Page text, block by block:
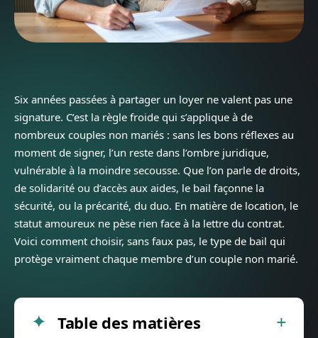
Six années passées à partager un loyer ne valent pas une
signature. C’est la règle froide qui s’applique à de
nombreux couples non mariés : sans les bons réflexes au
moment de signer, l’un reste dans l’ombre juridique,
vulnérable à la moindre secousse. Que l’on parle de droits,
de solidarité ou d’accès aux aides, le bail façonne la
sécurité, ou la précarité, du duo. En matière de location, le
statut amoureux ne pèse rien face à la lettre du contrat.
Voici comment choisir, sans faux pas, le type de bail qui
protège vraiment chaque membre d’un couple non marié.
Table des matières